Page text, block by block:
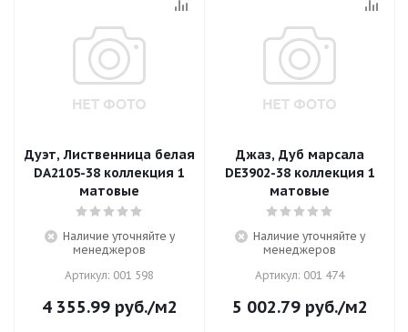
Дуэт, Лиственница белая
DA2105-38 коллекция 1
матовые
Наличие уточняйте у
менеджеров
Артикул: 001 598
4 355.99руб./м2
Джаз, Дуб марсала
DE3902-38 коллекция 1
матовые
Наличие уточняйте у
менеджеров
Артикул: 001 474
5 002.79руб./м2